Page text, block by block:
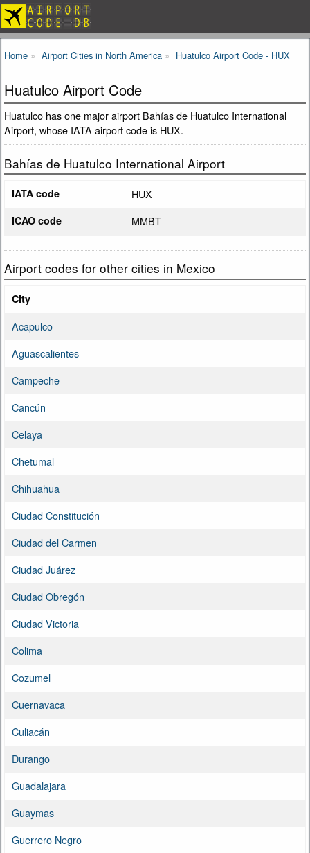
Home Airport Cities in North America Huatulco Airport Code - HUX
Huatulco Airport Code
Huatulco has one major airport Bahías de Huatulco International
Airport, whose IATA airport code is HUX.
Bahías de Huatulco International Airport
IATA code HUX
ICAO code MMBT
Airport codes for other cities in Mexico
City
Acapulco
Aguascalientes
Campeche
Cancún
Celaya
Chetumal
Chihuahua
Ciudad Constitución
Ciudad del Carmen
Ciudad Juárez
Ciudad Obregón
Ciudad Victoria
Colima
Cozumel
Cuernavaca
Culiacán
Durango
Guadalajara
Guaymas
Guerrero Negro